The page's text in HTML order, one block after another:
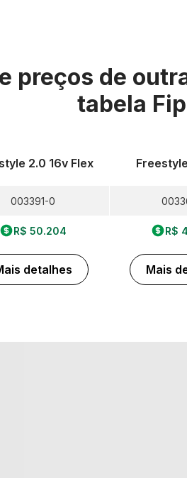
preços de
tabela
2.0 16v Flex
003391-0
R$ 50.204
detalhes
R$
Mais